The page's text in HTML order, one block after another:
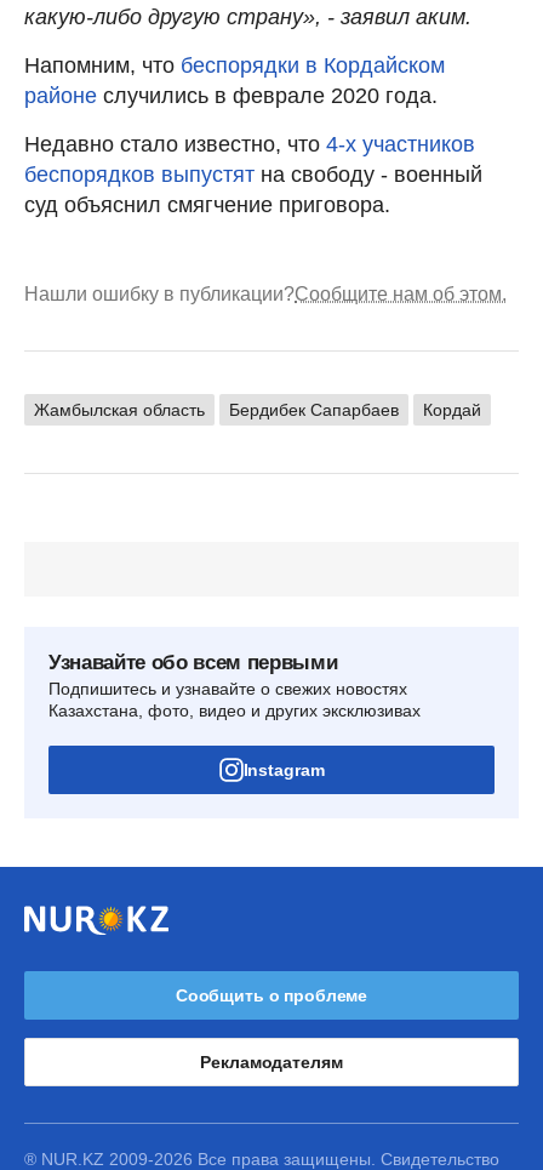
какую-либо другую страну», - заявил аким.
Напомним, что беспорядки в Кордайском
районе случились в феврале 2020 года.
Недавно стало известно, что 4-х участников
беспорядков выпустят на свободу - военный
суд объяснил смягчение приговора.
Нашли ошибку в публикации?Сообщите нам об этом.
Жамбылская область Бердибек Сапарбаев Кордай
Узнавайте обо всем первыми
Подпишитесь и узнавайте о свежих новостях
Казахстана, фото, видео и других эксклюзивах
Instagram
Сообщить о проблеме
Рекламодателям
® NUR.KZ 2009-2026 Все права защищены. Свидетельство